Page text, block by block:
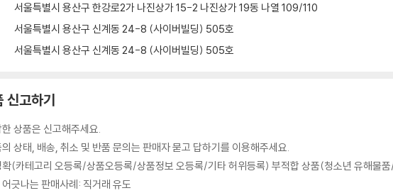
서울특별시 용산구 한강로2가 나진상가 15-2 나진상가 19동 나열 109/110
서울특별시 용산구 신계동 24-8 (사이버빌딩) 505호
서울특별시 용산구 신계동 24-8 (사이버빌딩) 505호
신고하기
상품은 신고해주세요.
상태, 배송, 취소 및 반품 문의는 판매자 묻고 답하기를 이용해주세요.
(카테고리 오등록/상품오등록/상품정보 오등록/기타 허위등록) 부적합 상품(청소년 유해물
긋나는 판매사례: 직거래 유도